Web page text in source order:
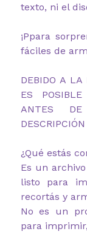
texto, ni el
¡Ppara
fáciles de
DEBIDO A LA
ES
ANTES
¿Qué estás
Es un
listo para
recortás y
No es un
para